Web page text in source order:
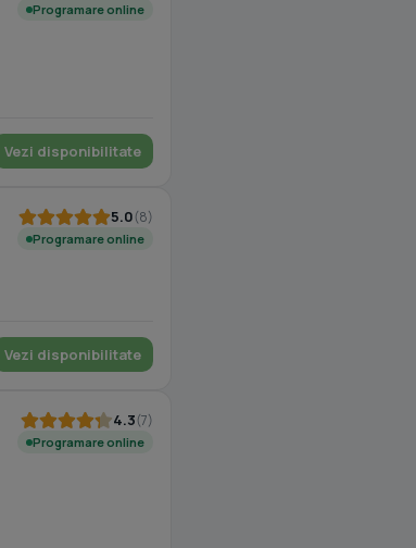
Programare online
Vezi disponibilitate
5.0(8)
Programare online
Vezi disponibilitate
4.3(7)
Programare online